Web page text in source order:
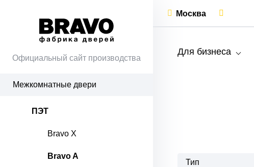
Официальный сайт производства
Межкомнатные двери
ПЭТ
Bravo X
Bravo A
Москва
Для бизнеса
Тип